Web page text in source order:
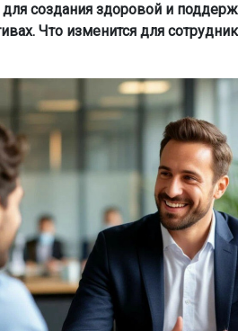
для создания здоровой и
Что изменится для